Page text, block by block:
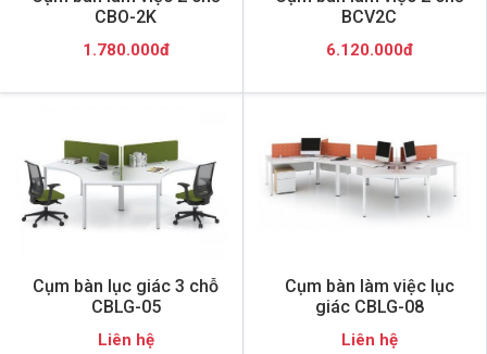
CBO-2K
1.780.000đ
BCV2C
6.120.000đ
Cụm bàn lục giác 3 chỗ
CBLG-05
Liên hệ
Cụm bàn làm việc lục
giác CBLG-08
Liên hệ